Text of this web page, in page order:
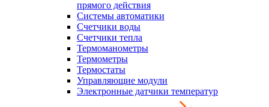
прямого действия
Системы автоматики
Счетчики воды
Счетчики тепла
Термоманометры
Термометры
Термостаты
Управляющие модули
Электронные датчики температур